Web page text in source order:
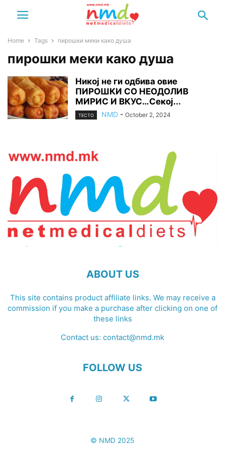
Home Tags пирошки меки како душа
пирошки меки како душа
Никој не ги одбива овие
ПИРОШКИ СО НЕОДОЛИВ
МИРИС И ВКУС…Секој...
ТЕСТО NMD - October 2, 2024
ABOUT US
This site contains product affiliate links. We may receive a
commission if you make a purchase after clicking on one of
these links
Contact us: contact@nmd.mk
FOLLOW US
© NMD 2025